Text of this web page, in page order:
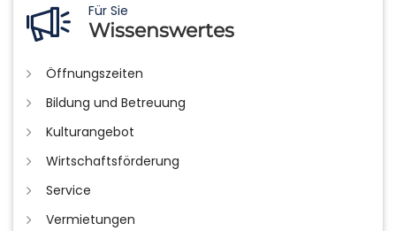
Für Sie
Wissenswertes
Öffnungszeiten
Bildung und Betreuung
Kulturangebot
Wirtschaftsförderung
Service
Vermietungen